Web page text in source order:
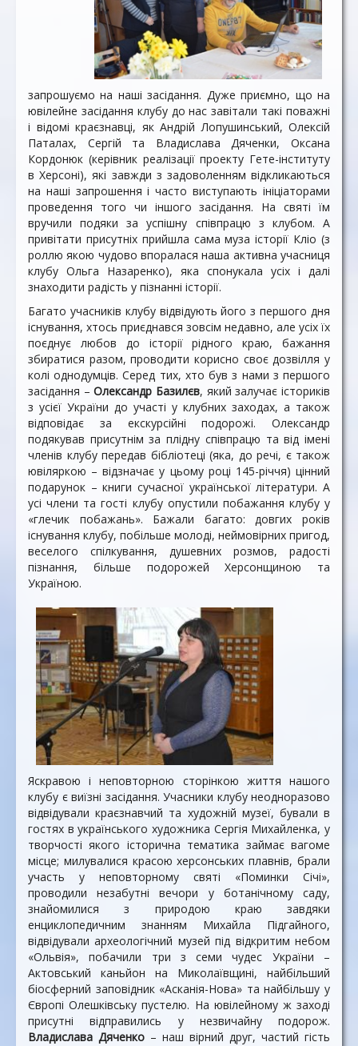
запрошуємо на наші засідання. Дуже приємно, що на
ювілейне засідання клубу до нас завітали такі поважні
і відомі краєзнавці, як Андрій Лопушинський, Олексій
Паталах, Сергій та Владислава Дяченки, Оксана
Кордонюк (керівник реалізації проекту Гете-інституту
в Херсоні), які завжди з задоволенням відкликаються
на наші запрошення і часто виступають ініціаторами
проведення того чи іншого засідання. На святі їм
вручили подяки за успішну співпрацю з клубом. А
привітати присутніх прийшла сама муза історії Кліо (з
роллю якою чудово впоралася наша активна учасниця
клубу Ольга Назаренко), яка спонукала усіх і далі
знаходити радість у пізнанні історії.
Багато учасників клубу відвідують його з першого дня
існування, хтось приєднався зовсім недавно, але усіх їх
поєднує любов до історії рідного краю, бажання
збиратися разом, проводити корисно своє дозвілля у
колі однодумців. Серед тих, хто був з нами з першого
засідання –Олександр Базилєв, який залучає істориків
з усієї України до участі у клубних заходах, а також
відповідає за екскурсійні подорожі. Олександр
подякував присутнім за плідну співпрацю та від імені
членів клубу передав бібліотеці (яка, до речі, є також
ювіляркою – відзначає у цьому році 145-річчя) цінний
подарунок – книги сучасної української літератури. А
усі члени та гості клубу опустили побажання клубу у
«глечик побажань». Бажали багато: довгих років
існування клубу, побільше молоді, неймовірних пригод,
веселого спілкування, душевних розмов, радості
пізнання, більше подорожей Херсонщиною та
Україною.
Яскравою і неповторною сторінкою життя нашого
клубу є виїзні засідання. Учасники клубу неодноразово
відвідували краєзнавчий та художній музеї, бували в
гостях в українського художника Сергія Михайленка, у
творчості якого історична тематика займає вагоме
місце; милувалися красою херсонських плавнів, брали
участь у неповторному святі «Поминки Січі»,
проводили незабутні вечори у ботанічному саду,
знайомилися з природою краю завдяки
енциклопедичним знанням Михайла Підгайного,
відвідували археологічний музей під відкритим небом
«Ольвія», побачили три з семи чудес України –
Актовський каньйон на Миколаївщині, найбільший
біосферний заповідник «Асканія-Нова» та найбільшу у
Європі Олешківську пустелю. На ювілейному ж заході
присутні відправились у незвичайну подорож.
Владислава Дяченко – наш вірний друг, частий гість